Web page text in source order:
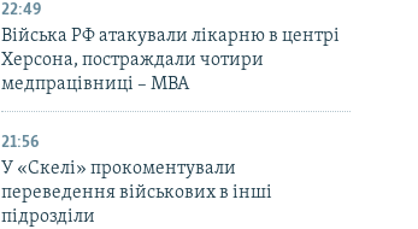
22:49
Війська РФ атакували лікарню в центрі
Херсона, постраждали чотири
медпрацівниці – МВА
21:56
У «Скелі» прокоментували
переведення військових в інші
підрозділи